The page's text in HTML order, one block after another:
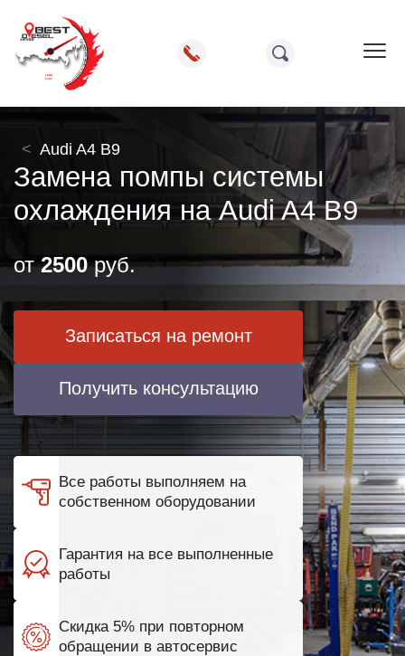
Audi A4 B9
Замена помпы системы
охлаждения на Audi A4 B9
от2500руб.
Записаться на ремонт
Получить консультацию
Все работы выполняем на
собственном оборудовании
Гарантия на все выполненные
работы
Скидка 5% при повторном
обращении в автосервис